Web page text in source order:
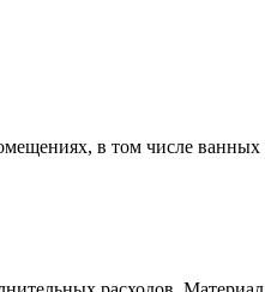
в том числе ванных